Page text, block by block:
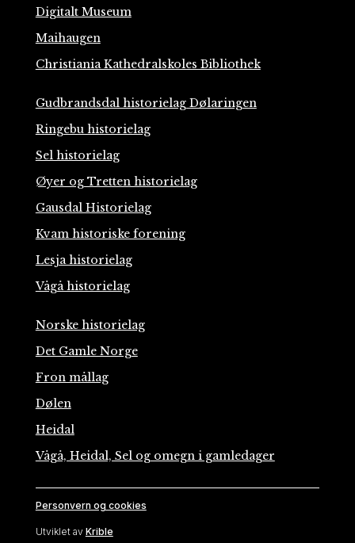
Digitalt Museum
Maihaugen
Christiania Kathedralskoles Bibliothek
Gudbrandsdal historielag Dølaringen
Ringebu historielag
Sel historielag
Øyer og Tretten historielag
Gausdal Historielag
Kvam historiske forening
Lesja historielag
Vågå historielag
Norske historielag
Det Gamle Norge
Fron mållag
Dølen
Heidal
Vågå, Heidal, Sel og omegn i gamledager
Personvern og cookies
Utviklet av Krible